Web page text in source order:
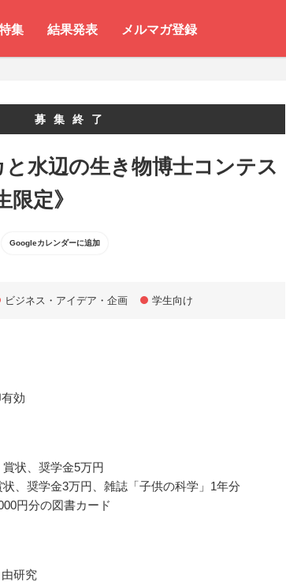
集 結果発表 メルマガ登録
募集終了
と水辺の生き物博士コンテス
限定》
Googleカレンダーに追加
ビジネス・アイデア・企画 学生向け
効
状、奨学金5万円
、奨学金3万円、雑誌「子供の科学」1年分
円分の図書カード
研究